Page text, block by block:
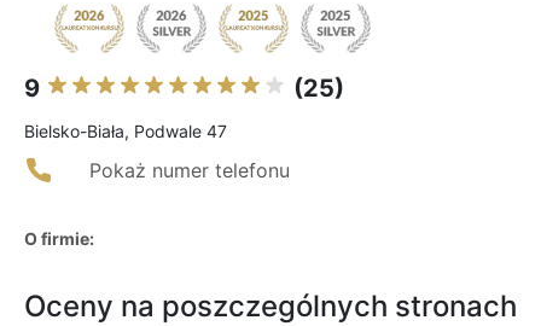
9 (25)
Bielsko-Biała, Podwale 47
Pokaż numer telefonu
O firmie:
Oceny na poszczególnych stronach